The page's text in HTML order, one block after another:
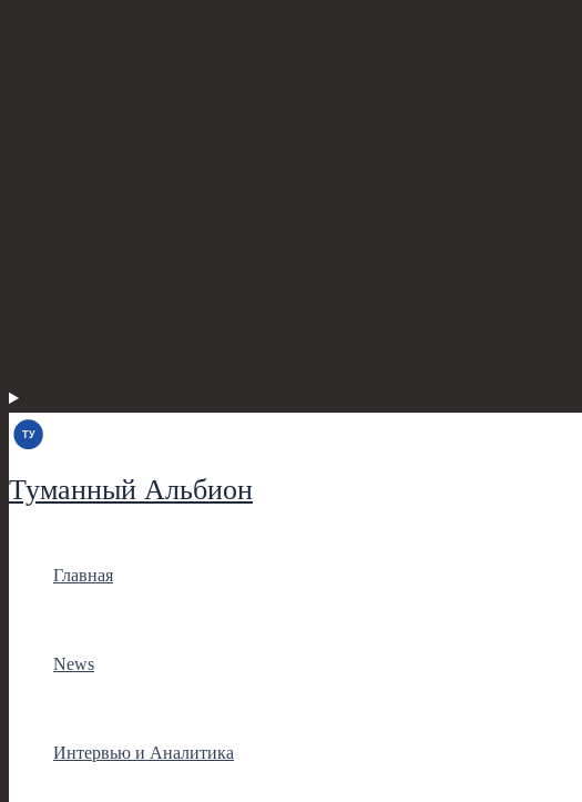
Туманный Альбион
Главная
News
Интервью и Аналитика